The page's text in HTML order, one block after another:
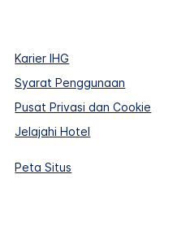
Karier IHG
Syarat Penggunaan
Pusat Privasi dan Cookie
Jelajahi Hotel
Peta Situs